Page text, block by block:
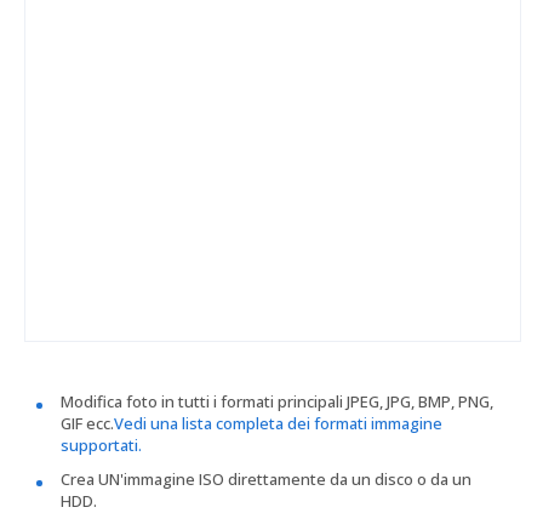
Modifica foto in tutti i formati principali JPEG, JPG, BMP, PNG,
GIF ecc.Vedi una lista completa dei formati immagine
supportati.
Crea UN'immagine ISO direttamente da un disco o da un
HDD.